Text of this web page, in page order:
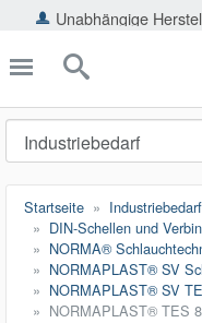
schließen
Suche
Startseite Industriebedarf
DIN-Schellen und
NORMA®
NORMAPLAST® SV
NORMAPLAST® SV
NORMAPLAST® TES